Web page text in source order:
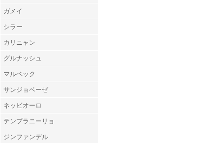
ガメイ
シラー
カリニャン
グルナッシュ
マルベック
サンジョベーゼ
ネッビオーロ
テンプラニーリョ
ジンファンデル